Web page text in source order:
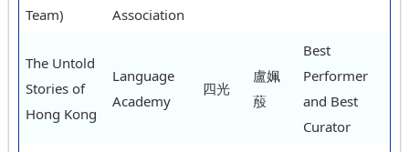
Team)
Association
The Untold
Stories of
Hong Kong
Language
Academy
四光
盧姵
蒑
Best
Performer
and Best
Curator